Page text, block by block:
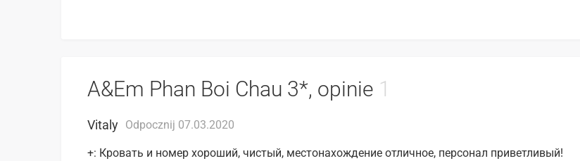
A&Em Phan Boi Chau 3*, opinie 1
Vitaly Odpocznij 07.03.2020
+: Кровать и номер хороший, чистый, местонахождение отличное, персонал приветливый!